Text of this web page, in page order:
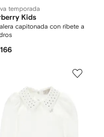
temporada
Kids
capitonada con ribete a